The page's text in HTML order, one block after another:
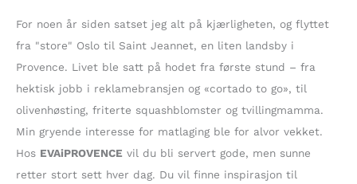
e
:
For noen år siden satset jeg alt på kjærligheten, og flyttet
fra "store" Oslo til Saint Jeannet, en liten landsby i
Provence. Livet ble satt på hodet fra første stund – fra
hektisk jobb i reklamebransjen og «cortado to go», til
olivenhøsting, friterte squashblomster og tvillingmamma.
Min gryende interesse for matlaging ble for alvor vekket.
Hos EVAiPROVENCE vil du bli servert gode, men sunne
retter stort sett hver dag. Du vil finne inspirasjon til